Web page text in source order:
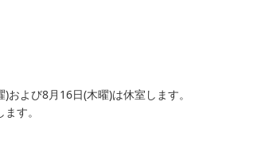
および8月16日(木曜)は休室します。
す。